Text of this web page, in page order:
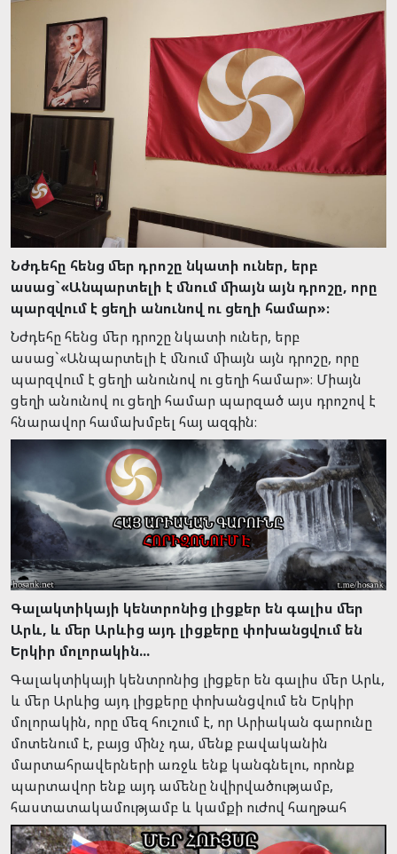
Նժդեհը հենց մեր դրոշը նկատի ուներ, երբ
ասաց`«Անպարտելի է մնում միայն այն դրոշը, որը
պարզվում է ցեղի անունով ու ցեղի համար»։
Նժդեհը հենց մեր դրոշը նկատի ուներ, երբ
ասաց`«Անպարտելի է մնում միայն այն դրոշը, որը
պարզվում է ցեղի անունով ու ցեղի համար»։ Միայն
ցեղի անունով ու ցեղի համար պարզած այս դրոշով է
հնարավոր համախմբել հայ ազգին։
Գալակտիկայի կենտրոնից լիցքեր են գալիս մեր
Արև, և մեր Արևից այդ լիցքերը փոխանցվում են
Երկիր մոլորակին...
Գալակտիկայի կենտրոնից լիցքեր են գալիս մեր Արև,
և մեր Արևից այդ լիցքերը փոխանցվում են Երկիր
մոլորակին, որը մեզ հուշում է, որ Արիական գարունը
մոտենում է, բայց մինչ դա, մենք բավականին
մարտահրավերների առջև ենք կանգնելու, որոնք
պարտավոր ենք այդ ամենը նվիրվածությամբ,
հաստատակամությամբ և կամքի ուժով հաղթահ